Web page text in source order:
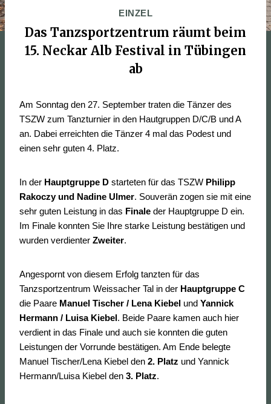
EINZEL
Das Tanzsportzentrum räumt beim
15. Neckar Alb Festival in Tübingen
ab
Am Sonntag den 27. September traten die Tänzer des
TSZW zum Tanzturnier in den Hautgruppen D/C/B und A
an. Dabei erreichten die Tänzer 4 mal das Podest und
einen sehr guten 4. Platz.
In der Hauptgruppe D starteten für das TSZW Philipp
Rakoczy und Nadine Ulmer. Souverän zogen sie mit eine
sehr guten Leistung in das Finale der Hauptgruppe D ein.
Im Finale konnten Sie Ihre starke Leistung bestätigen und
wurden verdienter Zweiter.
Angespornt von diesem Erfolg tanzten für das
Tanzsportzentrum Weissacher Tal in der Hauptgruppe C
die Paare Manuel Tischer / Lena Kiebel und Yannick
Hermann / Luisa Kiebel. Beide Paare kamen auch hier
verdient in das Finale und auch sie konnten die guten
Leistungen der Vorrunde bestätigen. Am Ende belegte
Manuel Tischer/Lena Kiebel den 2. Platz und Yannick
Hermann/Luisa Kiebel den 3. Platz.